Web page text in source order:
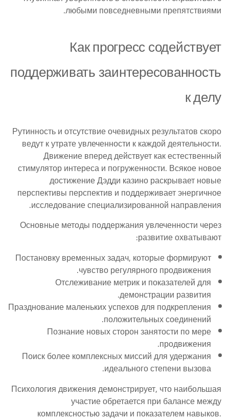
любыми повседневными препятствиями.
Как прогресс содействует
поддерживать заинтересованность
к делу
Рутинность и отсутствие очевидных результатов скоро
ведут к утрате увлеченности к каждой деятельности.
Движение вперед действует как естественный
стимулятор интереса и погруженности. Всякое новое
достижение Дэдди казино раскрывает новые
перспективы перспектив и поддерживает энергичное
исследование специализированной направления.
Основные методы поддержания увлеченности через
развитие охватывают:
Постановку временных задач, которые формируют
чувство регулярного продвижения.
Отслеживание метрик и показателей для
демонстрации развития.
Празднование маленьких успехов для подкрепления
положительных соединений.
Познание новых сторон занятости по мере
продвижения.
Поиск более комплексных миссий для удержания
идеального степени вызова.
Психология движения демонстрирует, что наибольшая
участие обретается при балансе между
комплексностью задачи и показателем навыков.